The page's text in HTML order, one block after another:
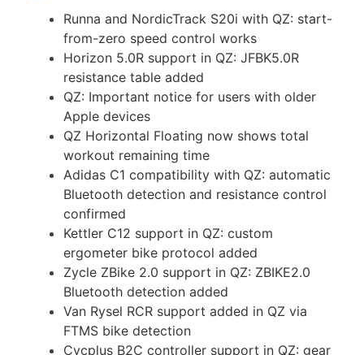
Runna and NordicTrack S20i with QZ: start-
from-zero speed control works
Horizon 5.0R support in QZ: JFBK5.0R
resistance table added
QZ: Important notice for users with older
Apple devices
QZ Horizontal Floating now shows total
workout remaining time
Adidas C1 compatibility with QZ: automatic
Bluetooth detection and resistance control
confirmed
Kettler C12 support in QZ: custom
ergometer bike protocol added
Zycle ZBike 2.0 support in QZ: ZBIKE2.0
Bluetooth detection added
Van Rysel RCR support added in QZ via
FTMS bike detection
Cycplus B2C controller support in QZ: gear